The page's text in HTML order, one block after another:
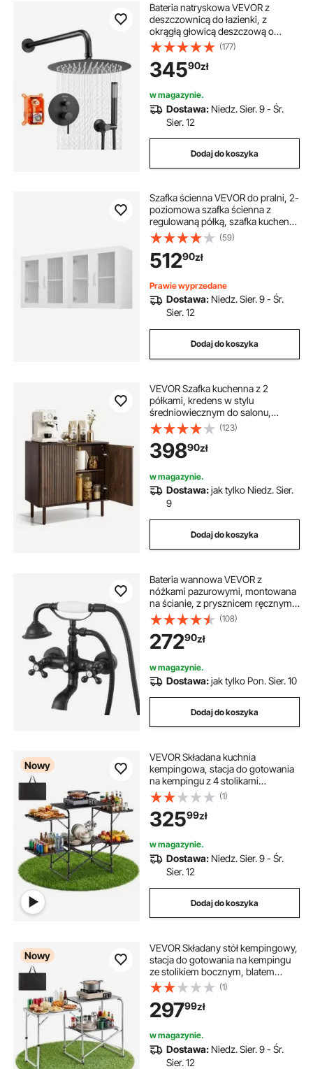
Bateria natryskowa VEVOR z
deszczownicą do łazienki, z
okrągłą głowicą deszczową o
średnicy 203 mm i słuchawką
prysznicową, bateria łazienkowa
ścienna z zaworem mosiężnym i
zestawem wykończeniowym,
matowa czerń
(177)
34590zł
w magazynie.
Dostawa: Niedz. Sier. 9 - Śr.
Sier. 12
Dodaj do koszyka
Szafka ścienna VEVOR do pralni, 2-
poziomowa szafka ścienna z
regulowaną półką, szafka kuchenna
z 4 drzwiami, do kuchni, łazienki,
pralni, 122x30x61 cm, nośność
szafki ściennej 72,6 kg
(59)
51290zł
Prawie wyprzedane
Dostawa: Niedz. Sier. 9 - Śr.
Sier. 12
Dodaj do koszyka
VEVOR Szafka kuchenna z 2
półkami, kredens w stylu
średniowiecznym do salonu,
przedpokoju, kuchni, szafka do
przechowywania 80 x 37,5 x 80
cm, kredens kuchenny z orzecha
włoskiego
(123)
39890zł
w magazynie.
Dostawa:jak tylko Niedz. Sier.
9
Dodaj do koszyka
Bateria wannowa VEVOR z
nóżkami pazurowymi, montowana
na ścianie, z prysznicem ręcznym,
bateria wannowa w stylu vintage z
regulowanymi ramionami
obrotowymi i wylewką obrotową
360°, zestaw baterii prysznicowej,
zestaw do napełniania wanny,
matowa czerń
(108)
27290zł
w magazynie.
Dostawa:jak tylko Pon. Sier. 10
Dodaj do koszyka
Nowy
VEVOR Składana kuchnia
kempingowa, stacja do gotowania
na kempingu z 4 stolikami
bocznymi, blatem odpornym na
ciepło i torbą transportową,
przenośna stacja kuchenna idealna
na pikniki, grille i wycieczki
kamperem
(1)
32599zł
w magazynie.
Dostawa: Niedz. Sier. 9 - Śr.
Sier. 12
Dodaj do koszyka
Nowy
VEVOR Składany stół kempingowy,
stacja do gotowania na kempingu
ze stolikiem bocznym, blatem
odpornym na ciepło i torbą
transportową, przenośna stacja
kuchenna na kempingu, idealna na
pikniki, grille i wycieczki kamperem
(1)
29799zł
w magazynie.
Dostawa: Niedz. Sier. 9 - Śr.
Sier. 12